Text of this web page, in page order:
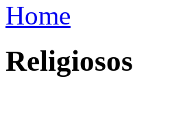
Home
Religiosos